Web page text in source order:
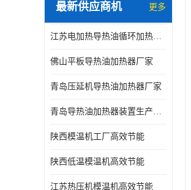
最新供应商机 更多
江苏电加热导热油循环加热器厂家
佛山平板导热油加热器厂家
青岛压延机导热油加热器厂家
青岛导热油加热器装置生产厂家
陕西模温机工厂高效节能
陕西低温模温机高效节能
江苏热压机模温机高效节能